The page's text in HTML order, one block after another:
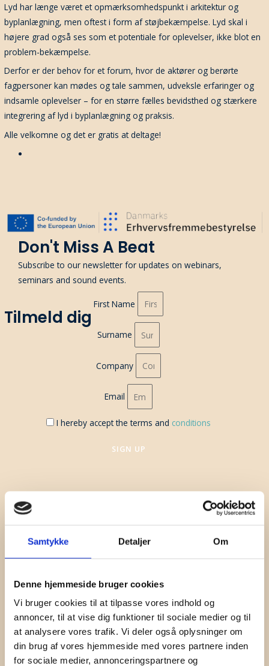
Samtykke Detaljer Om
Denne hjemmeside bruger cookies
Vi bruger cookies til at tilpasse vores indhold og
annoncer, til at vise dig funktioner til sociale medier og til
at analysere vores trafik. Vi deler også oplysninger om
din brug af vores hjemmeside med vores partnere inden
for sociale medier, annonceringspartnere og
Lyd har længe været et opmærksomhedspunkt i arkitektur og
byplanlægning, men oftest i form af støjbekæmpelse. Lyd skal i
højere grad også ses som et potentiale for oplevelser, ikke blot en
problem-bekæmpelse.
Derfor er der behov for et forum, hvor de aktører og berørte
fagpersoner kan mødes og tale sammen, udveksle erfaringer og
indsamle oplevelser – for en større fælles bevidsthed og stærkere
integrering af lyd i byplanlægning og praksis.
Alle velkomne og det er gratis at deltage!
Tilmeld dig
Don't Miss A Beat
Subscribe to our newsletter for updates on webinars,
seminars and sound events.
First Name
Surname
Company
Email
I hereby accept the terms and conditions
SIGN UP